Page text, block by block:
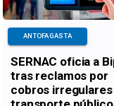
SERNAC oficia a
tras reclamos por
cobros irregulares
ANTOFAGASTA